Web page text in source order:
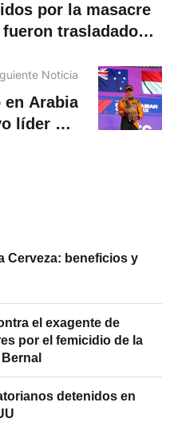
por la masacre
trasladados a
Noticia
en Arabia
líder del
Cerveza: beneficios y
el exagente de
por el femicidio de la
detenidos en